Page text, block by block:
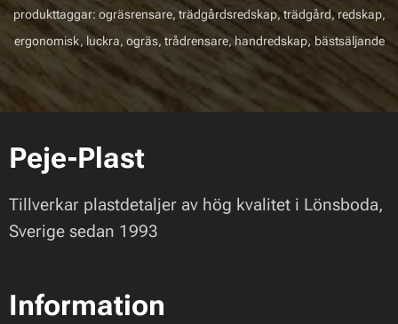
produkttaggar: ogräsrensare, trädgårdsredskap, trädgård, redskap,
ergonomisk, luckra, ogräs, trådrensare, handredskap, bästsäljande
Peje-Plast
Tillverkar plastdetaljer av hög kvalitet i Lönsboda,
Sverige sedan 1993
Information